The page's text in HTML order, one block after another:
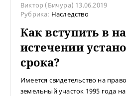
Виктор (Бичура) 13.06.2019
Рубрика: Наследство
Как вступить в
истечении
срока?
Имеется свидетельство на
земельный участок 1995 года